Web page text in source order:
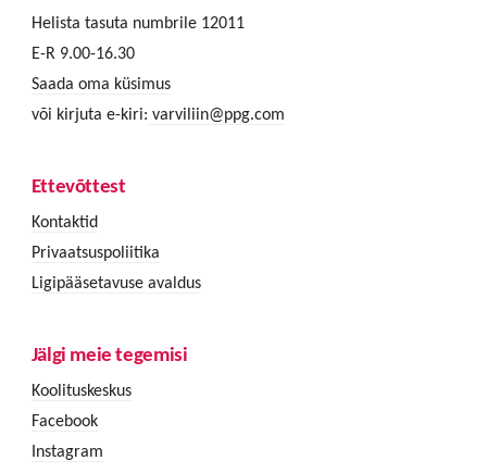
Helista tasuta numbrile 12011
E-R 9.00-16.30
Saada oma küsimus
või kirjuta e-kiri: varviliin@ppg.com
Ettevõttest
Kontaktid
Privaatsuspoliitika
Ligipääsetavuse avaldus
Jälgi meie tegemisi
Koolituskeskus
Facebook
Instagram